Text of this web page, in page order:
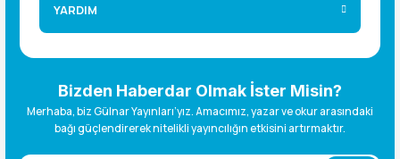
YARDIM
Bizden Haberdar Olmak İster Misin?
Merhaba, biz Gülnar Yayınları’yız. Amacımız, yazar ve okur arasındaki
bağı güçlendirerek nitelikli yayıncılığın etkisini artırmaktır.